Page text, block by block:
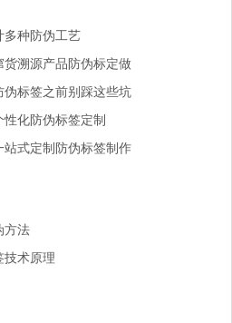
多种防伪工艺
溯源产品防伪标定做
标签之前别踩这些坑
化防伪标签定制
式定制防伪标签制作
方法
技术原理